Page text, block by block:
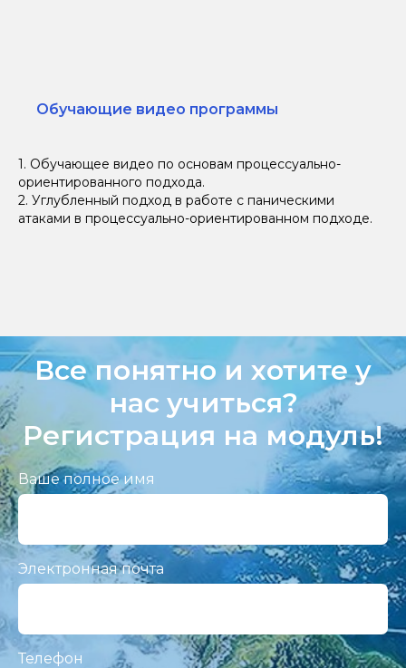
Обучающие видео программы
1. Обучающее видео по основам процессуально-
ориентированного подхода.
2. Углубленный подход в работе с паническими
атаками в процессуально-ориентированном подходе.
Все понятно и хотите у
нас учиться?
Регистрация на модуль!
Ваше полное имя
Электронная почта
Телефон